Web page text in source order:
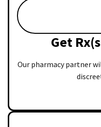
Get
Our pharmacy partner